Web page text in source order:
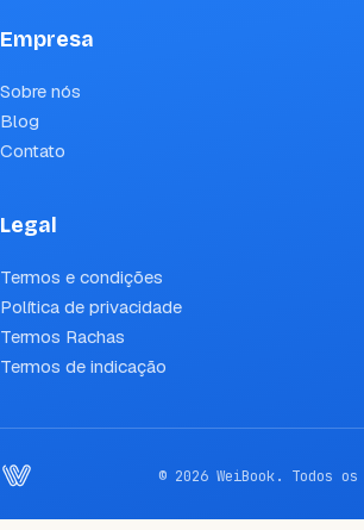
Empresa
Sobre nós
Blog
Contato
Legal
Termos e condições
Política de privacidade
Termos Rachas
Termos de indicação
© 2026 WeiBook. Todos